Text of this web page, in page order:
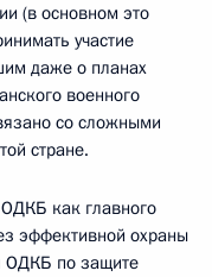
(в основном это
участие
даже о планах
военного
со сложными
стране.
как главного
эффективной охраны
ОДКБ по защите